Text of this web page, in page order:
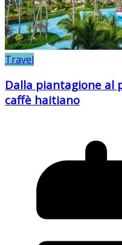
Travel
Dalla piantagione al
caffè haitiano